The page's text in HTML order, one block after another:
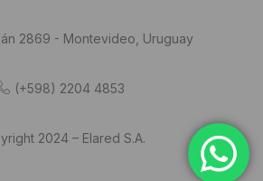
2869 - Montevideo, Uruguay
(+598) 2204 4853
2024 – Elared S.A.